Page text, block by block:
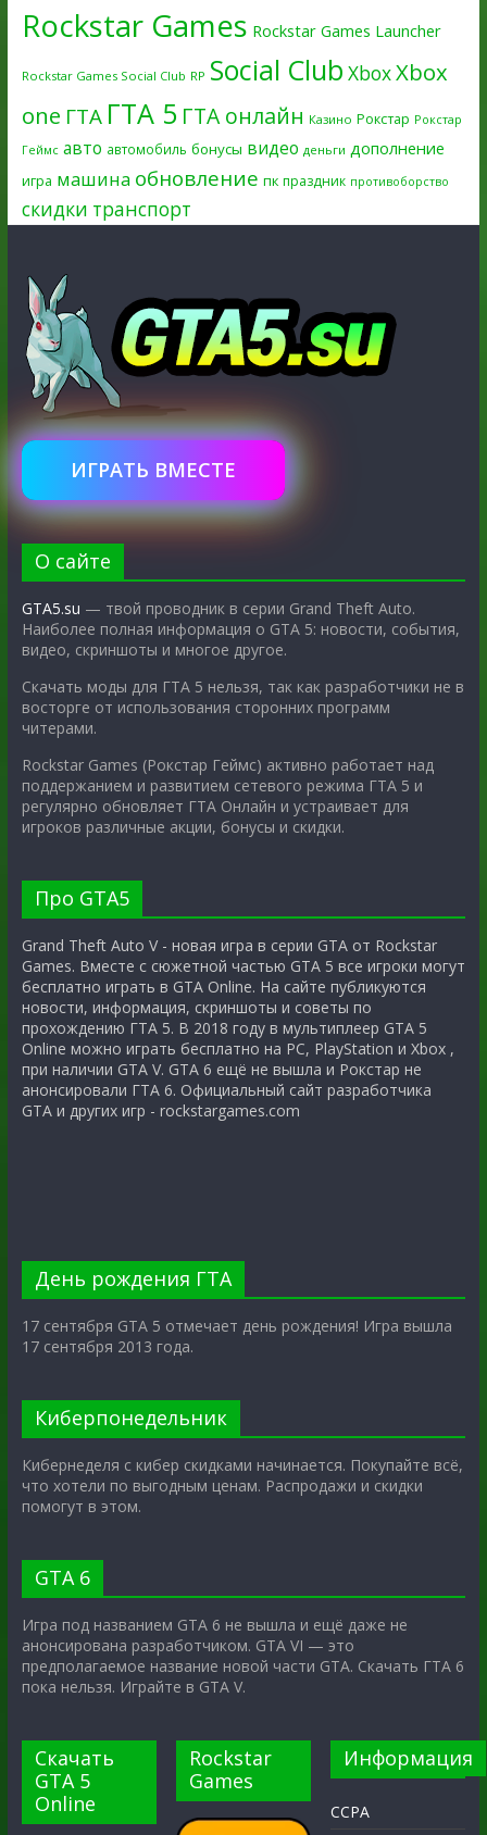
Rockstar Games Rockstar Games Launcher
Rockstar Games Social Club RP Social Club XboxXbox
one ГТА ГТА 5 ГТА онлайн Казино Рокстар Рокстар
Геймс авто автомобиль бонусы видео деньги дополнение
игра машина обновление пк праздник противоборство
скидки транспорт
ИГРАТЬ ВМЕСТЕ
О сайте
GTA5.su — твой проводник в серии Grand Theft Auto.
Наиболее полная информация о GTA 5: новости, события,
видео, скриншоты и многое другое.
Скачать моды для ГТА 5 нельзя, так как разработчики не в
восторге от использования сторонних программ
читерами.
Rockstar Games (Рокстар Геймс) активно работает над
поддержанием и развитием сетевого режима ГТА 5 и
регулярно обновляет ГТА Онлайн и устраивает для
игроков различные акции, бонусы и скидки.
Про GTA5
Grand Theft Auto V - новая игра в серии GTA от Rockstar
Games. Вместе с сюжетной частью GTA 5 все игроки могут
бесплатно играть в GTA Online. На сайте публикуются
новости, информация, скриншоты и советы по
прохождению ГТА 5. В 2018 году в мультиплеер GTA 5
Online можно играть бесплатно на PC, PlayStation и Xbox ,
при наличии GTA V. GTA 6 ещё не вышла и Рокстар не
анонсировали ГТА 6. Официальный сайт разработчика
GTA и других игр - rockstargames.com
День рождения ГТА
17 сентября GTA 5 отмечает день рождения! Игра вышла
17 сентября 2013 года.
Киберпонедельник
Кибернеделя с кибер скидками начинается. Покупайте всё,
что хотели по выгодным ценам. Распродажи и скидки
помогут в этом.
GTA 6
Игра под названием GTA 6 не вышла и ещё даже не
анонсирована разработчиком. GTA VI — это
предполагаемое название новой части GTA. Скачать ГТА 6
пока нельзя. Играйте в GTA V.
Скачать
GTA 5
Online
Rockstar
Games
Информация
CCPA